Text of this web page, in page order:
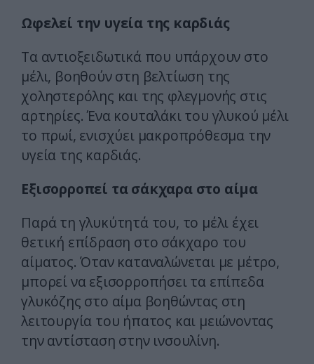
Ωφελεί την υγεία της καρδιάς
Τα αντιοξειδωτικά που υπάρχουν στο
μέλι, βοηθούν στη βελτίωση της
χοληστερόλης και της φλεγμονής στις
αρτηρίες. Ένα κουταλάκι του γλυκού μέλι
το πρωί, ενισχύει μακροπρόθεσμα την
υγεία της καρδιάς.
Εξισορροπεί τα σάκχαρα στο αίμα
Παρά τη γλυκύτητά του, το μέλι έχει
θετική επίδραση στο σάκχαρο του
αίματος. Όταν καταναλώνεται με μέτρο,
μπορεί να εξισορροπήσει τα επίπεδα
γλυκόζης στο αίμα βοηθώντας στη
λειτουργία του ήπατος και μειώνοντας
την αντίσταση στην ινσουλίνη.